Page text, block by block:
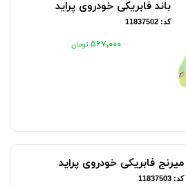
باند فابریکی خودروی پراید
کد: 11837502
۵۶۷٬۰۰۰
میرنج فابریکی خودروی پراید
کد: 11837503